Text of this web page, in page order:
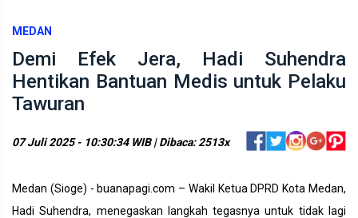
MEDAN
Demi Efek Jera, Hadi Suhendra
Hentikan Bantuan Medis untuk Pelaku
Tawuran
07 Juli 2025 - 10:30:34 WIB | Dibaca: 2513x
Medan (Sioge) - buanapagi.com – Wakil Ketua DPRD Kota Medan,
Hadi Suhendra, menegaskan langkah tegasnya untuk tidak lagi